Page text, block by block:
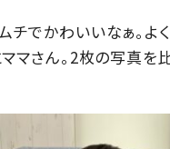
でかわいいなぁ。よ
ママさん。2枚の写真